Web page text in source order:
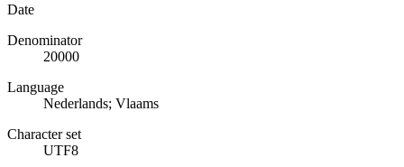
Date
Denominator
20000
Language
Nederlands; Vlaams
Character set
UTF8